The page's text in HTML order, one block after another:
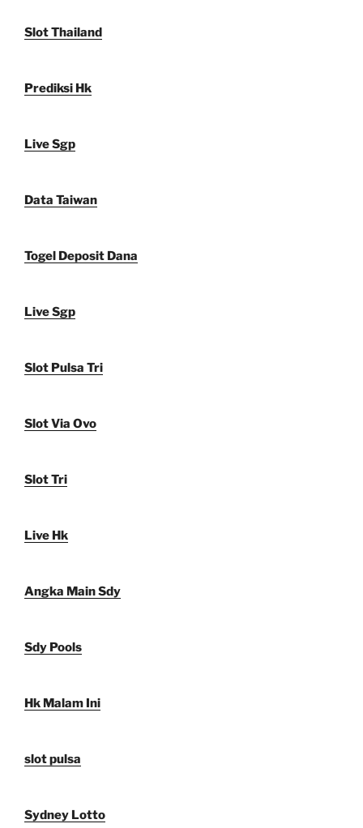
Slot Thailand
Prediksi Hk
Live Sgp
Data Taiwan
Togel Deposit Dana
Live Sgp
Slot Pulsa Tri
Slot Via Ovo
Slot Tri
Live Hk
Angka Main Sdy
Sdy Pools
Hk Malam Ini
slot pulsa
Sydney Lotto